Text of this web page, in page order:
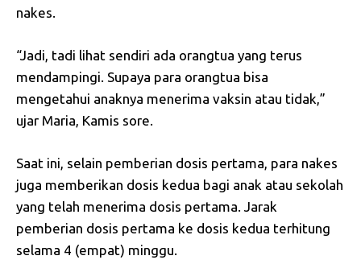
nakes.
“Jadi, tadi lihat sendiri ada orangtua yang terus
mendampingi. Supaya para orangtua bisa
mengetahui anaknya menerima vaksin atau tidak,”
ujar Maria, Kamis sore.
Saat ini, selain pemberian dosis pertama, para nakes
juga memberikan dosis kedua bagi anak atau sekolah
yang telah menerima dosis pertama. Jarak
pemberian dosis pertama ke dosis kedua terhitung
selama 4 (empat) minggu.